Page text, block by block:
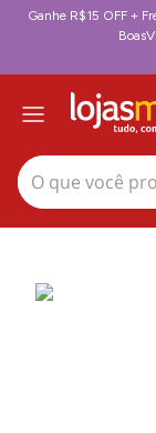
Ganhe R$15 OFF +
O que você